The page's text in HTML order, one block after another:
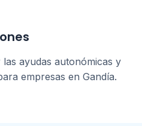
ayudas autonómicas y
empresas en Gandía.